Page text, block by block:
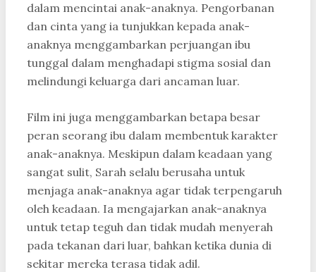
dalam mencintai anak-anaknya. Pengorbanan
dan cinta yang ia tunjukkan kepada anak-
anaknya menggambarkan perjuangan ibu
tunggal dalam menghadapi stigma sosial dan
melindungi keluarga dari ancaman luar.
Film ini juga menggambarkan betapa besar
peran seorang ibu dalam membentuk karakter
anak-anaknya. Meskipun dalam keadaan yang
sangat sulit, Sarah selalu berusaha untuk
menjaga anak-anaknya agar tidak terpengaruh
oleh keadaan. Ia mengajarkan anak-anaknya
untuk tetap teguh dan tidak mudah menyerah
pada tekanan dari luar, bahkan ketika dunia di
sekitar mereka terasa tidak adil.